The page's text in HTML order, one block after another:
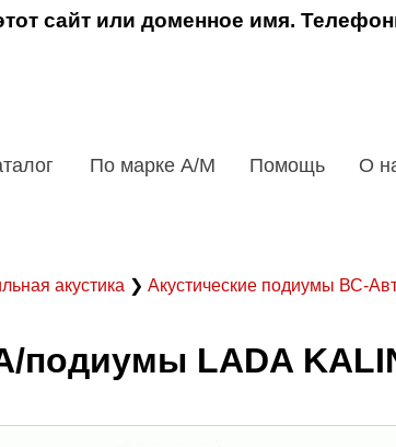
сайт или доменное имя.
По марке А/М Помощь О
акустика ❯ Акустические подиумы ВС-
подиумы LADA